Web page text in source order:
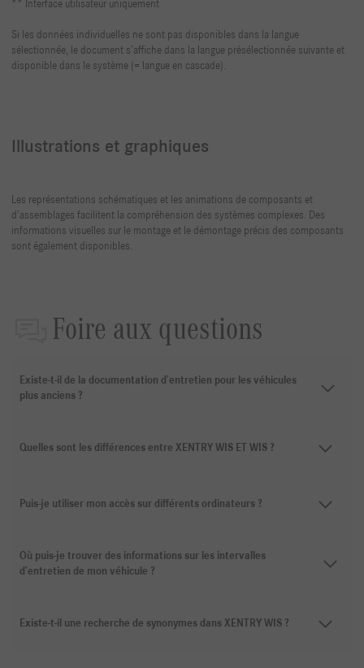
** Interface utilisateur uniquement
Si les données individuelles ne sont pas disponibles dans la langue
sélectionnée, le document s’affiche dans la langue présélectionnée suivante et
disponible dans le système (= langue en cascade).
Illustrations et graphiques
Les représentations schématiques et les animations de composants et
d’assemblages facilitent la compréhension des systèmes complexes. Des
informations visuelles sur le montage et le démontage précis des composants
sont également disponibles.
Foire aux questions
Existe-t-il de la documentation d’entretien pour les véhicules
plus anciens ?
Quelles sont les différences entre XENTRY WIS ET WIS ?
Puis-je utiliser mon accès sur différents ordinateurs ?
Où puis-je trouver des informations sur les intervalles
d’entretien de mon véhicule ?
Existe-t-il une recherche de synonymes dans XENTRY WIS ?